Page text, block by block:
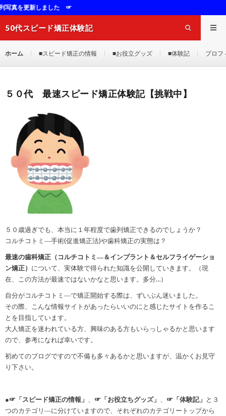
新しました ☞
50代スピード矯正体験記
ホーム ■スピード矯正の情報 ■お役立グッズ ■体験記 プロフ
５０代 最速スピード矯正体験記【挑戦中】
５０歳過ぎでも、本当に１年程度で歯列矯正できるのでしょうか？
コルチコトミ―手術(促進矯正法)や歯科矯正の実態は？
最速の歯科矯正（コルチコトミ―＆インプラント＆セルフライゲーショ
ン矯正） について、実体験で得られた知識を公開していきます。（現
在、この方法が最速ではないかなと思います。多分…）
自分がコルチコトミ―で矯正開始する際は、ずいぶん迷いました。
その際、こんな情報サイトがあったらいいのにと感じたサイトを作るこ
とを目指しています。
大人矯正を迷われている方、興味のある方もいらっしゃるかと思います
ので、参考になれば幸いです。
初めてのブログですので不備も多々あるかと思いますが、温かくお見守
り下さい。
●☞「スピード矯正の情報」 ☞「お役立ちグッズ」 ☞「体験記」 と３
つのカテゴリ―に分けていますので、それぞれのカテゴリートップから